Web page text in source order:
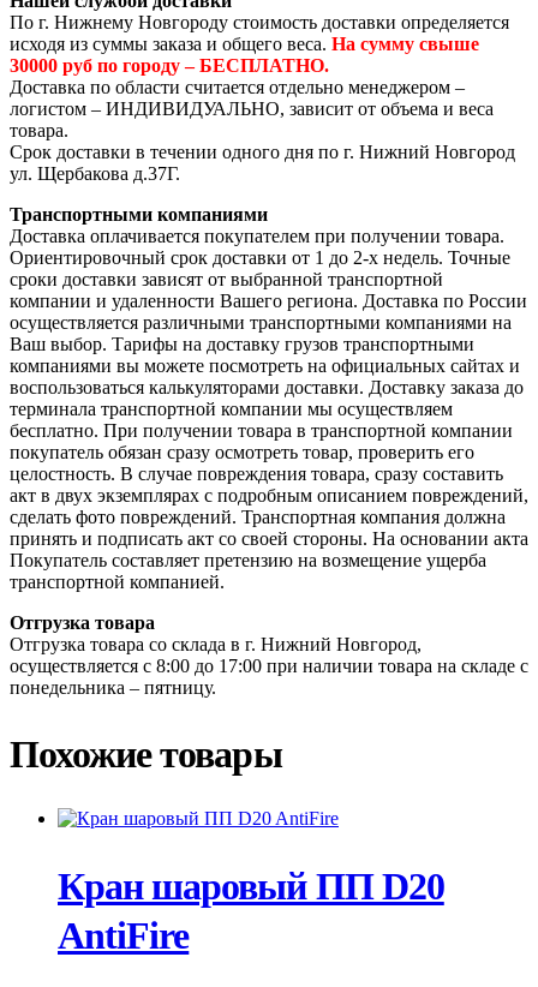
По г. Нижнему Новгороду стоимость доставки определяется
исходя из суммы заказа и общего веса. На сумму свыше
30000 руб по городу – БЕСПЛАТНО.
Доставка по области считается отдельно менеджером –
логистом – ИНДИВИДУАЛЬНО, зависит от объема и веса
товара.
Срок доставки в течении одного дня по г. Нижний Новгород
ул. Щербакова д.37Г.
Транспортными компаниями
Доставка оплачивается покупателем при получении товара.
Ориентировочный срок доставки от 1 до 2-х недель. Точные
сроки доставки зависят от выбранной транспортной
компании и удаленности Вашего региона. Доставка по России
осуществляется различными транспортными компаниями на
Ваш выбор. Тарифы на доставку грузов транспортными
компаниями вы можете посмотреть на официальных сайтах и
воспользоваться калькуляторами доставки. Доставку заказа до
терминала транспортной компании мы осуществляем
бесплатно. При получении товара в транспортной компании
покупатель обязан сразу осмотреть товар, проверить его
целостность. В случае повреждения товара, сразу составить
акт в двух экземплярах с подробным описанием повреждений,
сделать фото повреждений. Транспортная компания должна
принять и подписать акт со своей стороны. На основании акта
Покупатель составляет претензию на возмещение ущерба
транспортной компанией.
Отгрузка товара
Отгрузка товара со склада в г. Нижний Новгород,
осуществляется с 8:00 до 17:00 при наличии товара на складе с
понедельника – пятницу.
Похожие товары
Кран шаровый ПП D20
AntiFire